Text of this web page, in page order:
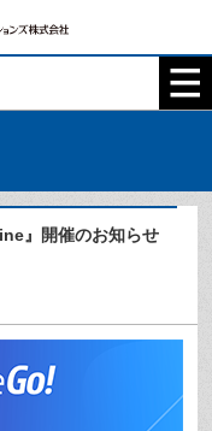
』開催のお知らせ